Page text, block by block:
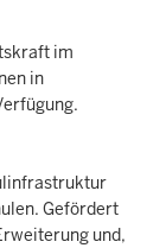
im
in
Gefördert
und,